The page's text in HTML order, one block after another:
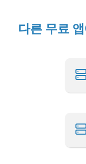
다른 무료